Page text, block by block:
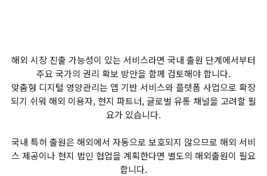
해외 시장 진출 가능성이 있는 서비스라면 국내 출원 단계에서부터
주요 국가의 권리 확보 방안을 함께 검토해야 합니다.
맞춤형 디지털 영양관리는 앱 기반 서비스와 플랫폼 사업으로 확장
되기 쉬워 해외 이용자, 현지 파트너, 글로벌 유통 채널을 고려할 필
요가 있습니다.
국내 특허 출원은 해외에서 자동으로 보호되지 않으므로 해외 서비
스 제공이나 현지 법인 협업을 계획한다면 별도의 해외출원이 필요
합니다.